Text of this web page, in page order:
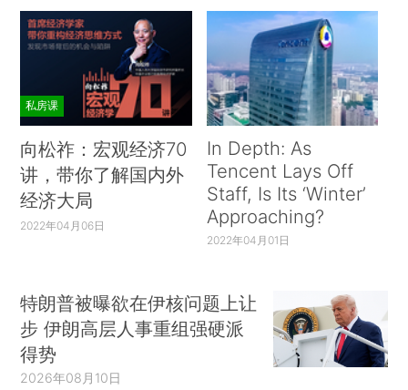
私房课
向松祚：宏观经济70
讲，带你了解国内外
经济大局
2022年04月06日
In Depth: As
Tencent Lays Off
Staff, Is Its ‘Winter’
Approaching?
2022年04月01日
特朗普被曝欲在伊核问题上让
步 伊朗高层人事重组强硬派
得势
2026年08月10日